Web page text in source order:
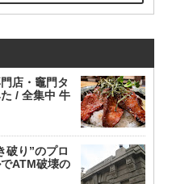
店・竈門タ
/ 全集中 牛
破り”のプロ
ATM破壊の